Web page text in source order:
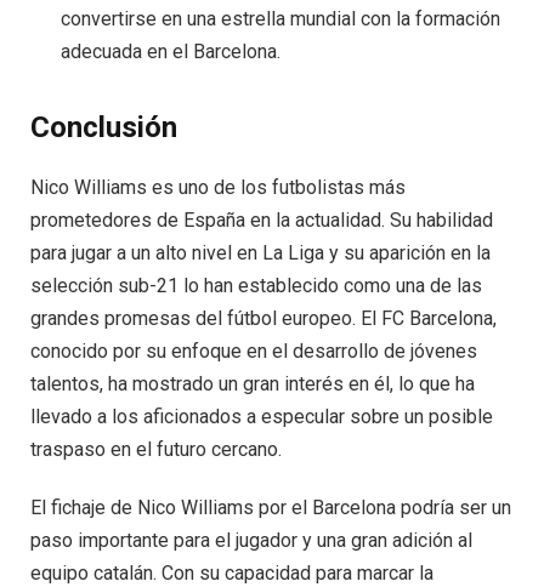
convertirse en una estrella mundial con la formación
adecuada en el Barcelona.
Conclusión
Nico Williams es uno de los futbolistas más
prometedores de España en la actualidad. Su habilidad
para jugar a un alto nivel en La Liga y su aparición en la
selección sub-21 lo han establecido como una de las
grandes promesas del fútbol europeo. El FC Barcelona,
conocido por su enfoque en el desarrollo de jóvenes
talentos, ha mostrado un gran interés en él, lo que ha
llevado a los aficionados a especular sobre un posible
traspaso en el futuro cercano.
El fichaje de Nico Williams por el Barcelona podría ser un
paso importante para el jugador y una gran adición al
equipo catalán. Con su capacidad para marcar la